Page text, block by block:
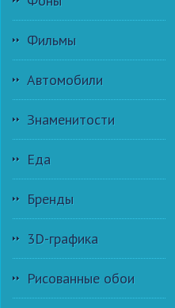
Фильмы
Автомобили
Знаменитости
Еда
Бренды
3D-графика
Рисованные обои